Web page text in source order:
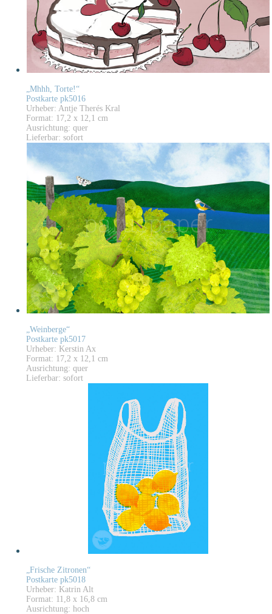
„Mhhh, Torte!“
Postkarte pk5016
Urheber: Antje Therés Kral
Format: 17,2 x 12,1 cm
Ausrichtung: quer
Lieferbar: sofort
„Weinberge“
Postkarte pk5017
Urheber: Kerstin Ax
Format: 17,2 x 12,1 cm
Ausrichtung: quer
Lieferbar: sofort
„Frische Zitronen“
Postkarte pk5018
Urheber: Katrin Alt
Format: 11,8 x 16,8 cm
Ausrichtung: hoch